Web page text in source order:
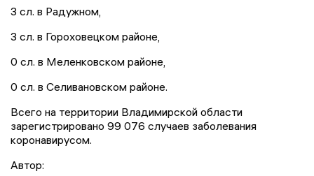
3 сл. в Радужном,
3 сл. в Гороховецком районе,
0 сл. в Меленковском районе,
0 сл. в Селивановском районе.
Всего на территории Владимирской области
зарегистрировано 99 076 случаев заболевания
коронавирусом.
Автор: